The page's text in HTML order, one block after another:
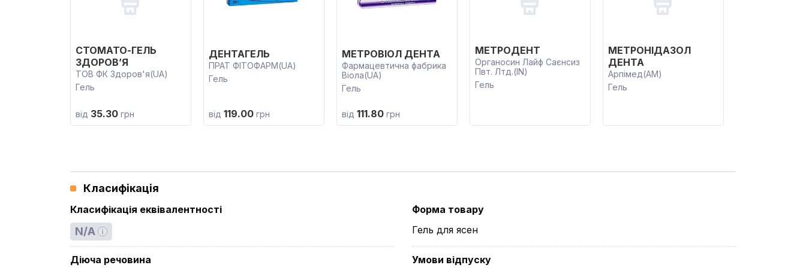
СТОМАТО-ГЕЛЬ
ЗДОРОВ’Я
ТОВ ФК Здоров'я(UA)
Гель
від 35.30 грн
ДЕНТАГЕЛЬ
ПРАТ ФІТОФАРМ(UA)
Гель
від 119.00 грн
МЕТРОВІОЛ ДЕНТА
Фармацевтична фабрика
Віола(UA)
Гель
від 111.80 грн
МЕТРОДЕНТ
Органосин Лайф Саєнсиз
Пвт. Лтд.(IN)
Гель
МЕТРОНІДАЗОЛ
ДЕНТА
Арпімед(AM)
Гель
Класифікація
Класифікація еквівалентності
N/A
Діюча речовина
Форма товару
Гель для ясен
Умови відпуску